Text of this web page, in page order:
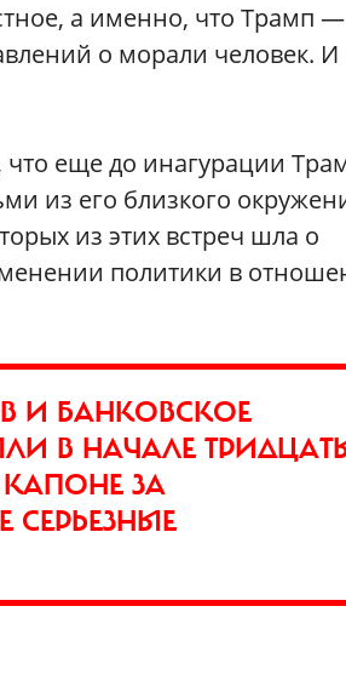
а именно, что Трамп —
о морали человек. И
еще до инагурации
из его близкого
из этих встреч шла о
политики в
И БАНКОВСКОЕ
В НАЧАЛЕ
ЗА